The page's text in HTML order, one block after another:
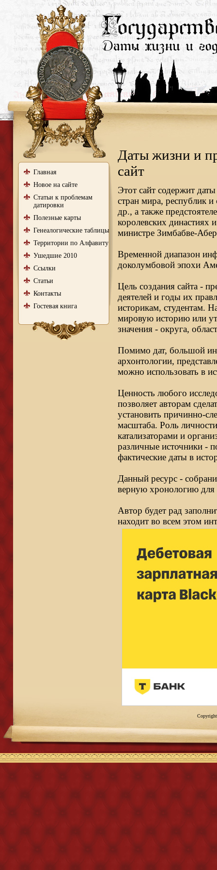
Главная
Новое на сайте
Статьи к проблемам
датировки
Полезные карты
Генеалогические таблицы
Территории по Алфавиту
Ушедшие 2010
Ссылки
Статьи
Контакты
Гостевая книга
Даты жизни и
сайт
Этот сайт содержит
стран мира, республик и
др., а также
королевских династиях
министре Зимбабве-
Временной диапазон
доколумбовой эпохи
Цель создания сайта -
деятелей и годы их
историкам, студентам.
мировую историю или
значения - округа,
Помимо дат, большой
архонтологии,
можно использовать в
Ценность любого
позволяет авторам
установить причинно-
масштаба. Роль
катализаторами и
различные источники -
фактические даты в
Данный ресурс -
верную хронологию для
Автор будет рад
находит во всем этом
Copyright